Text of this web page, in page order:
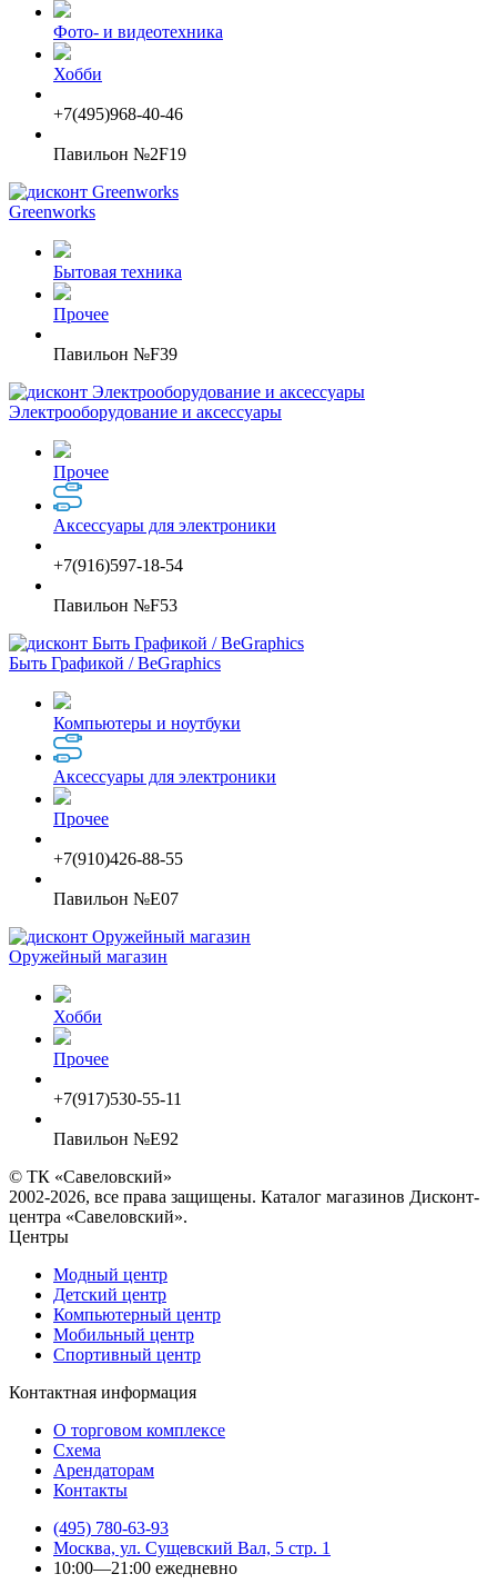
Фото- и видеотехника
Хобби
+7(495)968-40-46
Павильон №2F19
Greenworks
Бытовая техника
Прочее
Павильон №F39
Электрооборудование и аксессуары
Прочее
Аксессуары для электроники
+7(916)597-18-54
Павильон №F53
Быть Графикой / BeGraphics
Компьютеры и ноутбуки
Аксессуары для электроники
Прочее
+7(910)426-88-55
Павильон №E07
Оружейный магазин
Хобби
Прочее
+7(917)530-55-11
Павильон №E92
© ТК «Савеловский»
2002-2026, все права защищены. Каталог магазинов Дисконт-
центра «Савеловский».
Центры
Модный центр
Детский центр
Компьютерный центр
Мобильный центр
Спортивный центр
Контактная информация
О торговом комплексе
Схема
Арендаторам
Контакты
(495) 780-63-93
Москва, ул. Сущевский Вал, 5 стр. 1
10:00—21:00 ежедневно